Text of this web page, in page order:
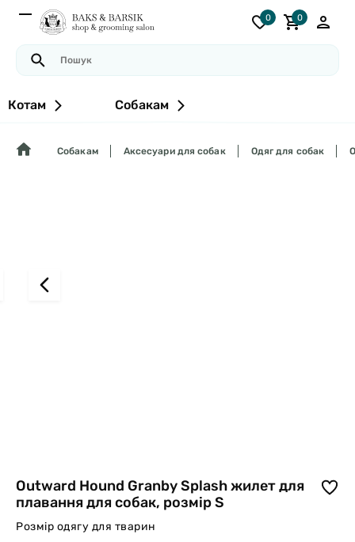
0 0
Котам Собакам
Собакам Аксесуари для собак Одяг для собак
Outward Hound Granby Splash жилет для
плавання для собак, розмір S
Розмір одягу для тварин